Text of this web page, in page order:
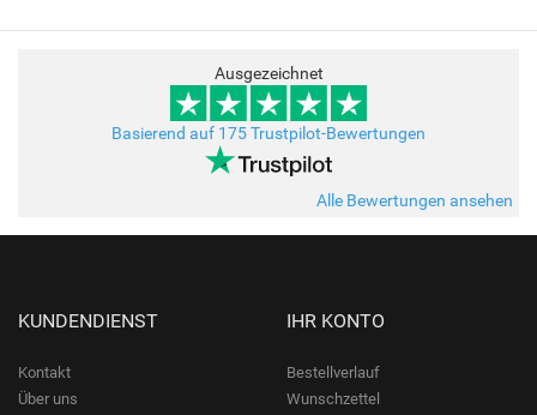
Ausgezeichnet
Basierend auf 175 Trustpilot-Bewertungen
Alle Bewertungen ansehen
KUNDENDIENST
Kontakt
Über uns
IHR KONTO
Bestellverlauf
Wunschzettel